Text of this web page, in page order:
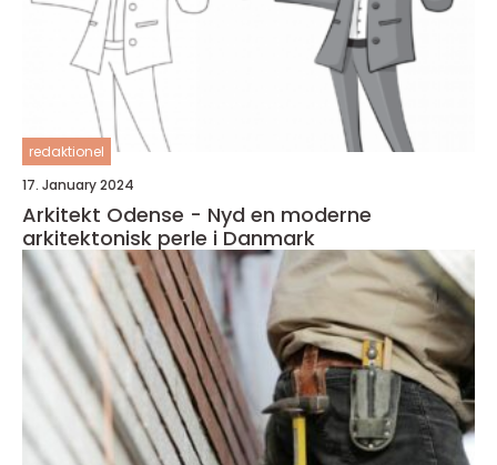
redaktionel
17. January 2024
Arkitekt Odense - Nyd en moderne
arkitektonisk perle i Danmark